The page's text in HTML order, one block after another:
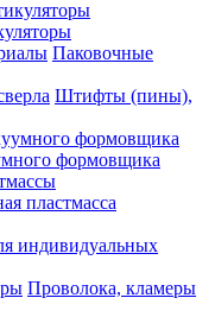
Паковочные
Штифты (пины),
формовщика
пластмасса
индивидуальных
Проволока, кламеры